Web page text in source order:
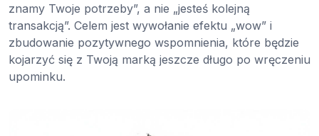
znamy Twoje potrzeby”, a nie „jesteś kolejną
transakcją”. Celem jest wywołanie efektu „wow” i
zbudowanie pozytywnego wspomnienia, które będzie
kojarzyć się z Twoją marką jeszcze długo po wręczeniu
upominku.